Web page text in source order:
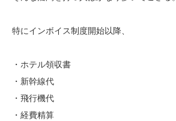
特にインボイス制度開始以降、
・ホテル領収書
・新幹線代
・飛行機代
・経費精算